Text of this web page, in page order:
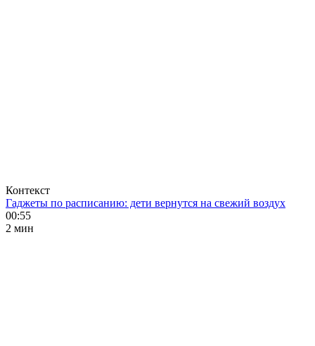
Контекст
Гаджеты по расписанию: дети вернутся на свежий воздух
00:55
2 мин